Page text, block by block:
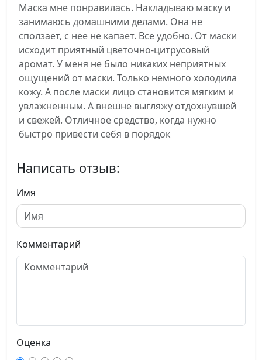
Маска мне понравилась. Накладываю маску и
занимаюсь домашними делами. Она не
сползает, с нее не капает. Все удобно. От маски
исходит приятный цветочно-цитрусовый
аромат. У меня не было никаких неприятных
ощущений от маски. Только немного холодила
кожу. А после маски лицо становится мягким и
увлажненным. А внешне выгляжу отдохнувшей
и свежей. Отличное средство, когда нужно
быстро привести себя в порядок
Написать отзыв:
Имя
Комментарий
Оценка